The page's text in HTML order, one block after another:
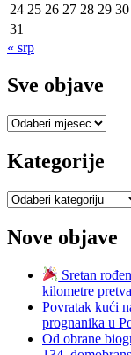
24 25 26 27 28 29 30
31
« srp
Sve objave
Sve
Kategorije
Kategorije
Nove objave
Sretan
kilometre
Povratak kući
prognanika u
Od obrane